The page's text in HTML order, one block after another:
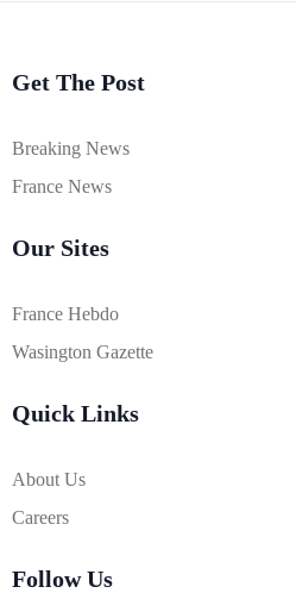
Get The Post
Breaking News
France News
Our Sites
France Hebdo
Wasington Gazette
Quick Links
About Us
Careers
Follow Us